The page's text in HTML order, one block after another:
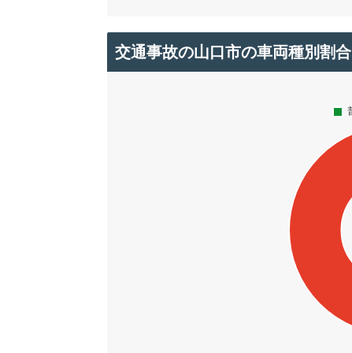
交通事故の山口市の車両種別割合